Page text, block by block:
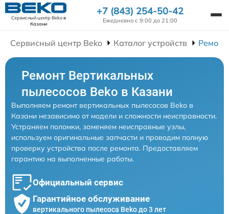
Сервисный центр Bekoв
Казани
+7 (843) 254-50-42
Ежедневно с 9:00 до 21:00
Сервисный центр Beko Каталог устройств
Ремонт Вертикальных
пылесосов Beko в Казани
Выполняем ремонт вертикальных пылесосов Beko в
Казани независимо от модели и сложности неисправности.
Устраняем поломки, заменяем неисправные узлы,
используем оригинальные запчасти и проводим полную
проверку устройства после ремонта. Предоставляем
гарантию на выполненные работы.
Официальный сервис
Гарантийное обслуживание
вертикального пылесоса Beko до 3 лет